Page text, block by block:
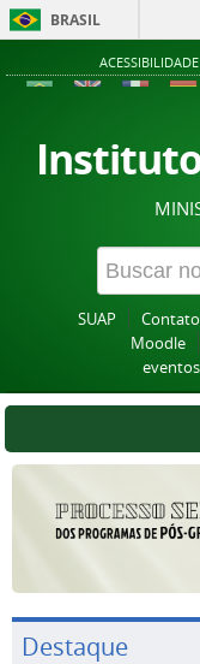
BRASIL
ACESSIBILIDADE
SUAP Contato
Moodle
eventos
Destaque